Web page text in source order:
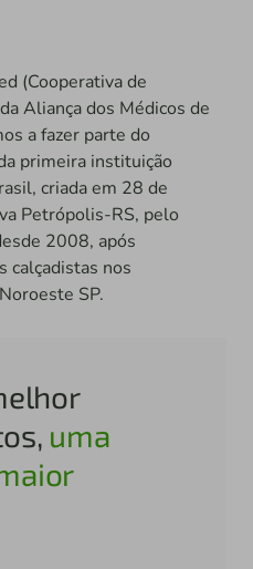
(Cooperativa de
Aliança dos Médicos de
a fazer parte do
primeira instituição
criada em 28 de
Petrópolis-RS, pelo
2008, após
calçadistas nos
SP.
uma